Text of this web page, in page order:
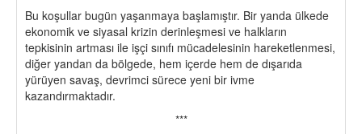
Bu koşullar bugün yaşanmaya başlamıştır. Bir yanda ülkede
ekonomik ve siyasal krizin derinleşmesi ve halkların
tepkisinin artması ile işçi sınıfı mücadelesinin hareketlenmesi,
diğer yandan da bölgede, hem içerde hem de dışarıda
yürüyen savaş, devrimci sürece yeni bir ivme
kazandırmaktadır.
***